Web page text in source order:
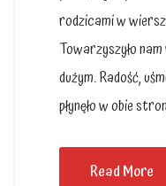
rodzicami w
Towarzyszyło
dużym. Radość,
płynęło w obie
Read More